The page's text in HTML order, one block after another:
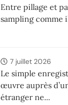
Entre pillage et
sampling comme
7 juillet 2026
Le simple
œuvre auprès
étranger ne...